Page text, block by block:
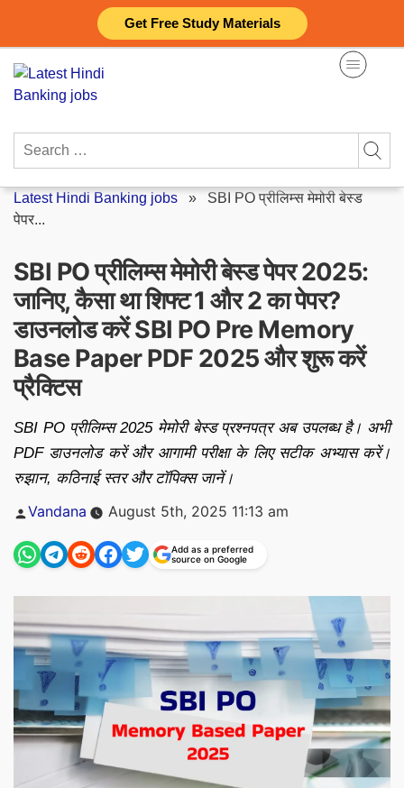
Get Free Study Materials
content
Search
Latest Hindi Banking jobs » SBI PO प्रीलिम्स मेमोरी बेस्ड
पेपर...
SBI PO प्रीलिम्स मेमोरी बेस्ड पेपर 2025:
जानिए, कैसा था शिफ्ट 1 और 2 का पेपर?
डाउनलोड करें SBI PO Pre Memory
Base Paper PDF 2025 और शुरू करें
प्रैक्टिस
SBI PO प्रीलिम्स 2025 मेमोरी बेस्ड प्रश्नपत्र अब उपलब्ध है। अभी
PDF डाउनलोड करें और आगामी परीक्षा के लिए सटीक अभ्यास करें।
रुझान, कठिनाई स्तर और टॉपिक्स जानें।
Posted
Vandana August 5th, 2025 11:13 am
Add as a preferred
source on Google